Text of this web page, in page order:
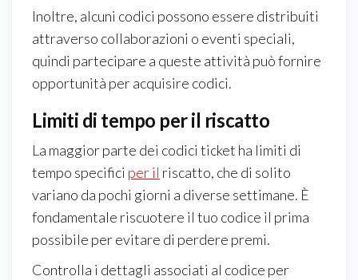
Inoltre, alcuni codici possono essere distribuiti
attraverso collaborazioni o eventi speciali,
quindi partecipare a queste attività può fornire
opportunità per acquisire codici.
Limiti di tempo per il riscatto
La maggior parte dei codici ticket ha limiti di
tempo specifici per il riscatto, che di solito
variano da pochi giorni a diverse settimane. È
fondamentale riscuotere il tuo codice il prima
possibile per evitare di perdere premi.
Controlla i dettagli associati al codice per